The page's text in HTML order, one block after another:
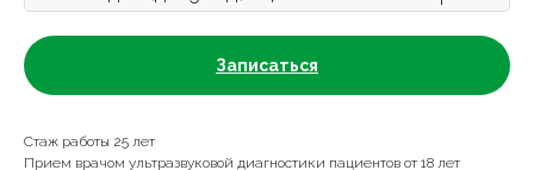
Записаться
Стаж работы 25 лет
Прием врачом ультразвуковой диагностики пациентов от 18 лет